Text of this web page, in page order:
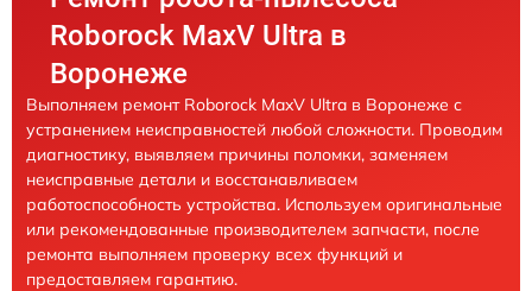
Roborock MaxV Ultra в
Воронеже
Выполняем ремонт Roborock MaxV Ultra в Воронеже с
устранением неисправностей любой сложности. Проводим
диагностику, выявляем причины поломки, заменяем
неисправные детали и восстанавливаем
работоспособность устройства. Используем оригинальные
или рекомендованные производителем запчасти, после
ремонта выполняем проверку всех функций и
предоставляем гарантию.